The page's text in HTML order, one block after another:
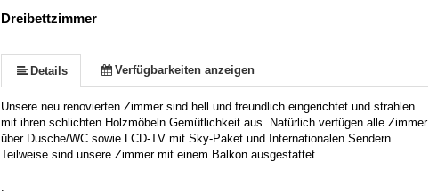
Dreibettzimmer
Details Verfügbarkeiten anzeigen
Unsere neu renovierten Zimmer sind hell und freundlich eingerichtet und strahlen
mit ihren schlichten Holzmöbeln Gemütlichkeit aus. Natürlich verfügen alle Zimmer
über Dusche/WC sowie LCD-TV mit Sky-Paket und Internationalen Sendern.
Teilweise sind unsere Zimmer mit einem Balkon ausgestattet.
.